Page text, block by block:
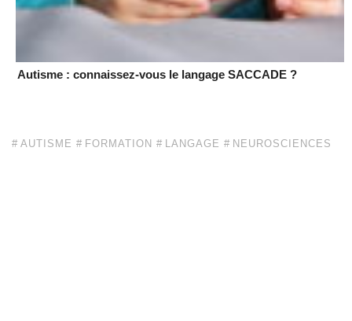
Autisme : connaissez-vous le langage SACCADE ?
AUTISME FORMATION LANGAGE NEUROSCIENCES